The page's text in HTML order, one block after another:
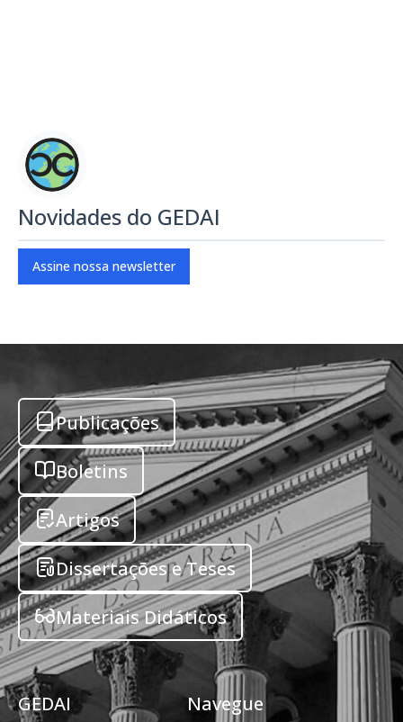
Novidades do GEDAI
Assine nossa newsletter
Publicações
Boletins
Artigos
Dissertações e Teses
Materiais Didáticos
GEDAI Navegue